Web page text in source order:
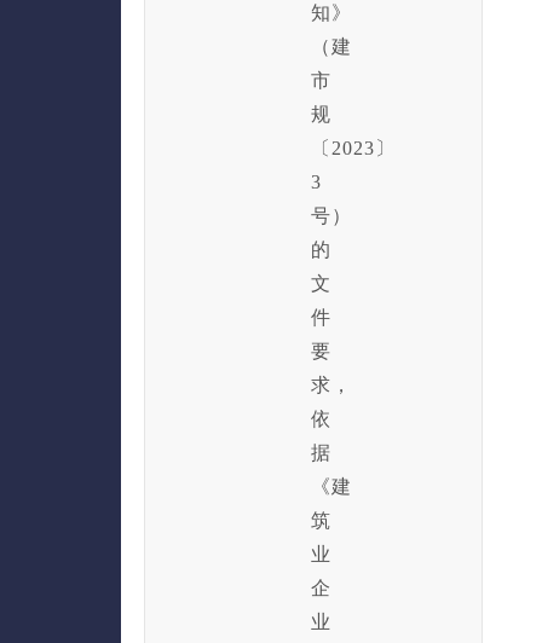
知》
（建
市
规
〔2023〕
3
号）
的
文
件
要
求，
依
据
《建
筑
业
企
业